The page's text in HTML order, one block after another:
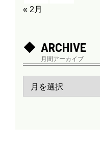
« 2月
ARCHIVE
月間アーカイブ